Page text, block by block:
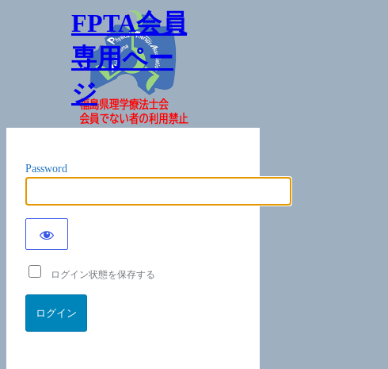
FPTA会員
専用ペー
ジ
Password
ログイン状態を保存する